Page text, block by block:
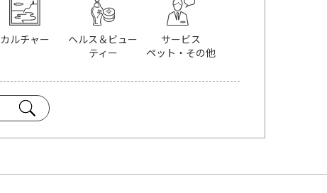
カルチャー
ヘルス＆ビュー
ティー
サービス
ペット・その他